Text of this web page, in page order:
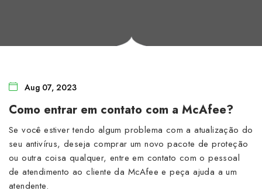
Aug 07, 2023
Como entrar em contato com a McAfee?
Se você estiver tendo algum problema com a atualização do
seu antivírus, deseja comprar um novo pacote de proteção
ou outra coisa qualquer, entre em contato com o pessoal
de atendimento ao cliente da McAfee e peça ajuda a um
atendente.